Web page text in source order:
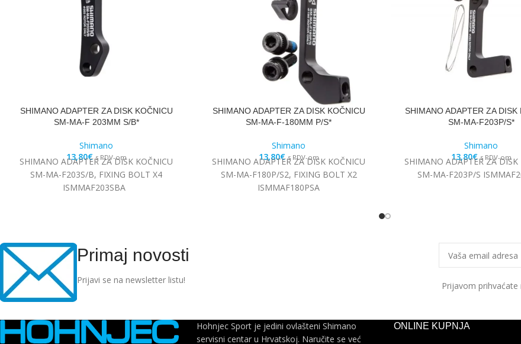
SHIMANO ADAPTER ZA DISK KOČNICU
SM-MA-F 203MM S/B*
Shimano
13,80€ s PDV-om
SHIMANO ADAPTER ZA DISK KOČNICU
SM-MA-F203S/B, FIXING BOLT X4
ISMMAF203SBA
SHIMANO ADAPTER ZA DISK KOČNICU
SM-MA-F-180MM P/S*
Shimano
13,80€ s PDV-om
SHIMANO ADAPTER ZA DISK KOČNICU
SM-MA-F180P/S2, FIXING BOLT X2
ISMMAF180PSA
SHIMANO ADAPTER ZA DISK
SM-MA-F203P/S*
Shimano
13,80€ s PDV-om
SHIMANO ADAPTER ZA DISK
SM-MA-F203P/S
Primaj novosti
Prijavi se na newsletter listu!
Prijavom prihvaćate
Hohnjec Sport je jedini ovlašteni Shimano
servisni centar u Hrvatskoj. Naručite se već
ONLINE KUPNJA